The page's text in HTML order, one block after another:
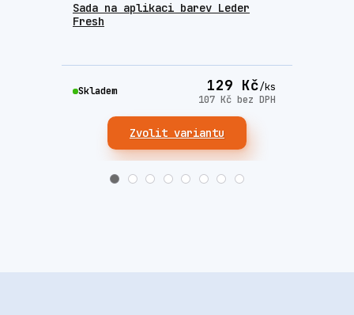
Sada na aplikaci barev Leder
Fresh
129 Kč/ks
107 Kč bez DPH
Skladem
Zvolit variantu